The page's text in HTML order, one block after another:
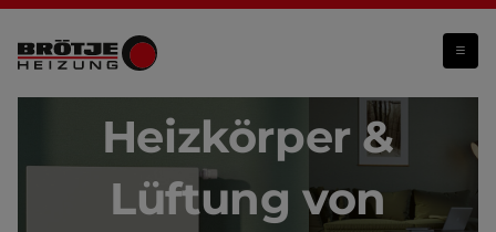
Heizkörper und Lüftung
Heizkörper &
Lüftung von